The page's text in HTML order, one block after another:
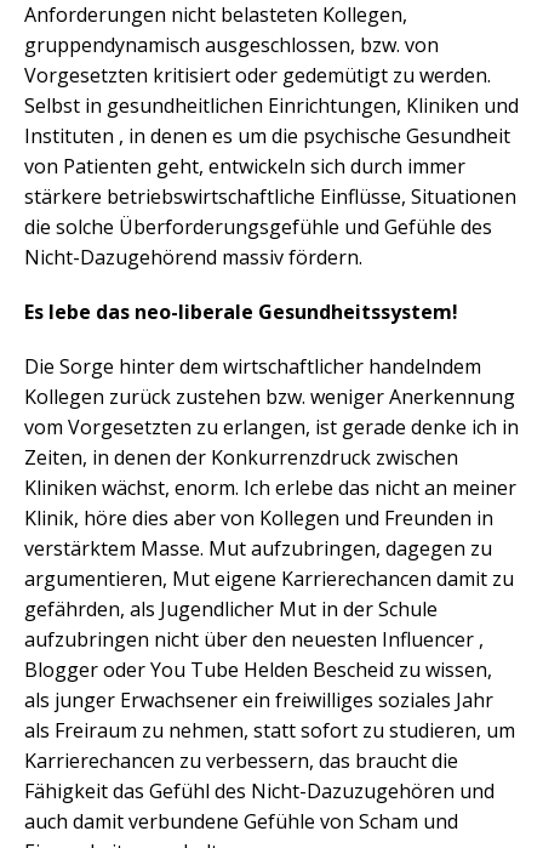
Anforderungen nicht belasteten Kollegen,
gruppendynamisch ausgeschlossen, bzw. von
Vorgesetzten kritisiert oder gedemütigt zu werden.
Selbst in gesundheitlichen Einrichtungen, Kliniken und
Instituten , in denen es um die psychische Gesundheit
von Patienten geht, entwickeln sich durch immer
stärkere betriebswirtschaftliche Einflüsse, Situationen
die solche Überforderungsgefühle und Gefühle des
Nicht-Dazugehörend massiv fördern.
Es lebe das neo-liberale Gesundheitssystem!
Die Sorge hinter dem wirtschaftlicher handelndem
Kollegen zurück zustehen bzw. weniger Anerkennung
vom Vorgesetzten zu erlangen, ist gerade denke ich in
Zeiten, in denen der Konkurrenzdruck zwischen
Kliniken wächst, enorm. Ich erlebe das nicht an meiner
Klinik, höre dies aber von Kollegen und Freunden in
verstärktem Masse. Mut aufzubringen, dagegen zu
argumentieren, Mut eigene Karrierechancen damit zu
gefährden, als Jugendlicher Mut in der Schule
aufzubringen nicht über den neuesten Influencer ,
Blogger oder You Tube Helden Bescheid zu wissen,
als junger Erwachsener ein freiwilliges soziales Jahr
als Freiraum zu nehmen, statt sofort zu studieren, um
Karrierechancen zu verbessern, das braucht die
Fähigkeit das Gefühl des Nicht-Dazuzugehören und
auch damit verbundene Gefühle von Scham und